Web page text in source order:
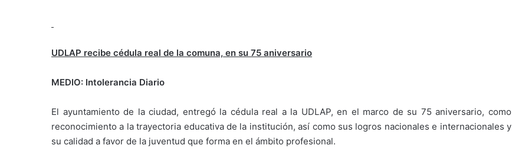
UDLAP recibe cédula real de la comuna, en su 75 aniversario
MEDIO: Intolerancia Diario
El ayuntamiento de la ciudad, entregó la cédula real a la UDLAP, en el marco de su 75 aniversario, como
reconocimiento a la trayectoria educativa de la institución, así como sus logros nacionales e internacionales y
su calidad a favor de la juventud que forma en el ámbito profesional.